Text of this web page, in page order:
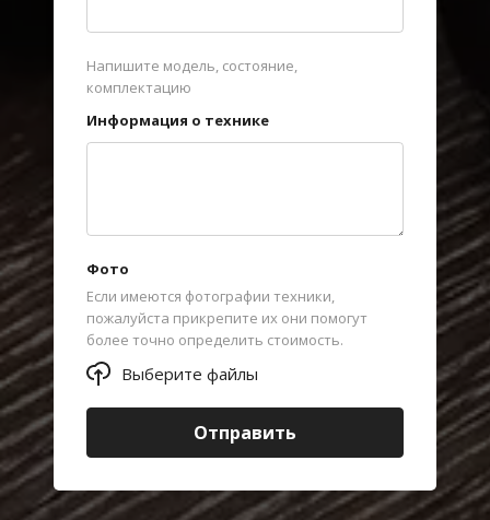
Напишите модель, состояние,
комплектацию
Информация о технике
Фото
Если имеются фотографии техники,
пожалуйста прикрепите их они помогут
более точно определить стоимость.
Выберите файлы
Отправить